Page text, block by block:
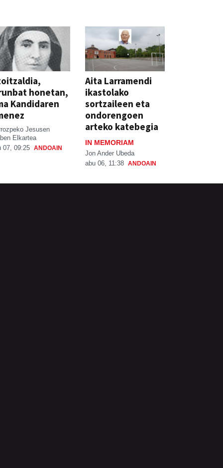
honetan,
Kandidaren
Jesusen
Elkartea
07, 09:25 ANDOAIN
Aita Larramendi
ikastolako
sortzaileen eta
ondorengoen
arteko katebegia
IN MEMORIAM
Jon Ander Ubeda
abu 06, 11:38 ANDOAIN